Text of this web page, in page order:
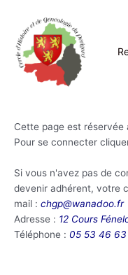
contenu
Cette page est réservée
Pour se connecter
Si vous n'avez pas de
devenir adhérent, votre
mail : chgp@wanadoo.fr
Adresse : 12 Cours
Téléphone : 05 53 46